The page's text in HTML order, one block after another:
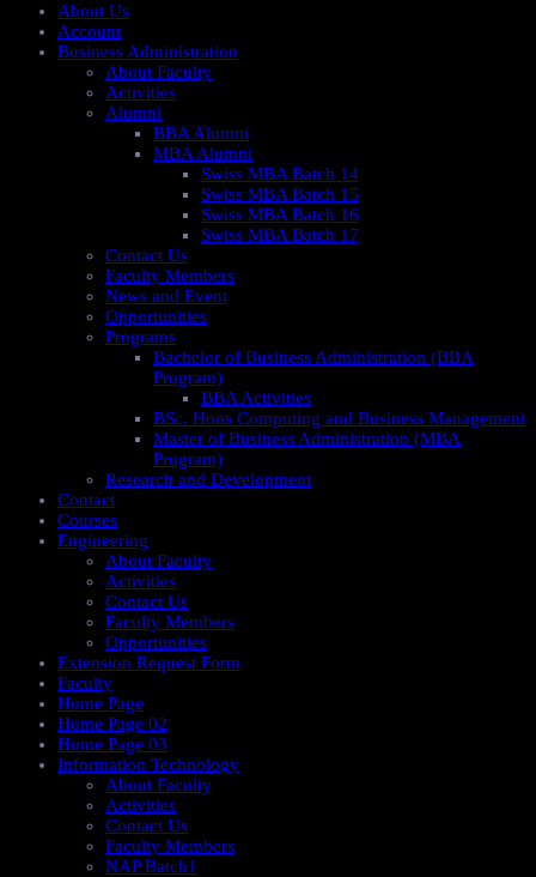
About Us
Account
Business Administration
About Faculty
Activities
Alumni
BBA Alumni
MBA Alumni
Swiss MBA Batch 14
Swiss MBA Batch 15
Swiss MBA Batch 16
Swiss MBA Batch 17
Contact Us
Faculty Members
News and Event
Opportunities
Programs
Bachelor of Business Administration (BBA
Program)
BBA Activities
BSc. Hons Computing and Business Management
Master of Business Administration (MBA
Program)
Research and Development
Contact
Courses
Engineering
About Faculty
Activities
Contact Us
Faculty Members
Opportunities
Extension Request Form
Faculty
Home Page
Home Page 02
Home Page 03
Information Technology
About Faculty
Activities
Contact Us
Faculty Members
NAP Batch1